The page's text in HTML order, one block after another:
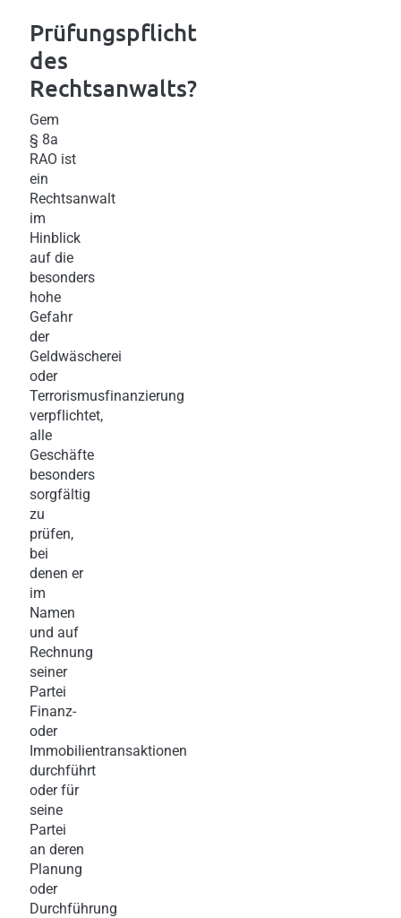
Prüfungspflicht
des
Rechtsanwalts?
Gem
§ 8a
RAO ist
ein
Rechtsanwalt
im
Hinblick
auf die
besonders
hohe
Gefahr
der
Geldwäscherei
oder
Terrorismusfinanzierung
verpflichtet,
alle
Geschäfte
besonders
sorgfältig
zu
prüfen,
bei
denen er
im
Namen
und auf
Rechnung
seiner
Partei
Finanz-
oder
Immobilientransaktionen
durchführt
oder für
seine
Partei
an deren
Planung
oder
Durchführung